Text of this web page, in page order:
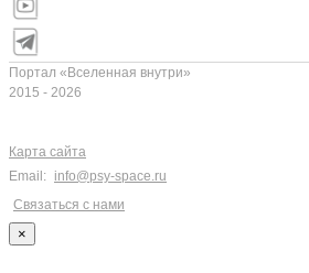
Портал «Вселенная внутри»
2015 - 2026
Карта сайта
Email: info@psy-space.ru
Связаться с нами
×